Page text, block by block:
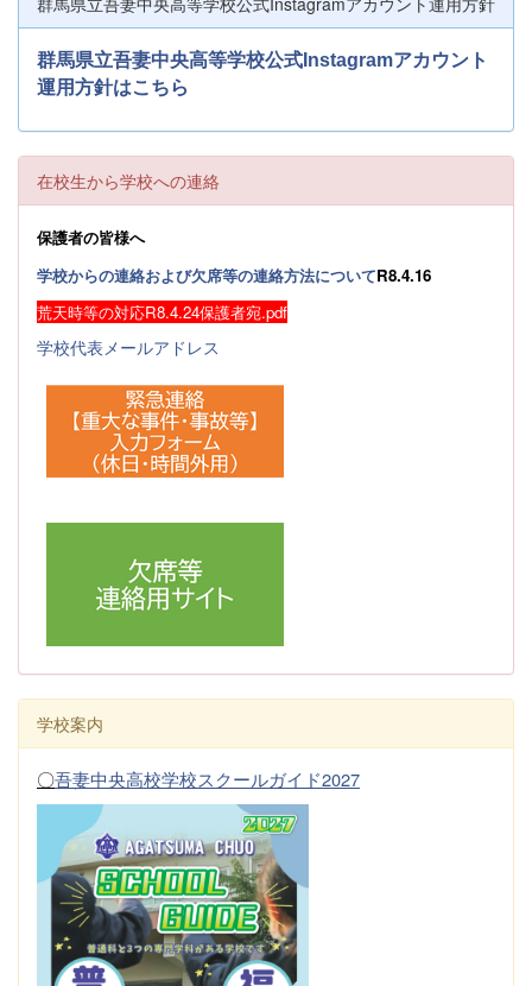
群馬県立吾妻中央高等学校公式Instagramアカウント
運用方針はこちら
在校生から学校への連絡
保護者の皆様へ
学校からの連絡および欠席等の連絡方法についてR8.4.16
荒天時等の対応R8.4.24保護者宛.pdf
学校代表メールアドレス
学校案内
〇吾妻中央高校学校スクールガイド2027